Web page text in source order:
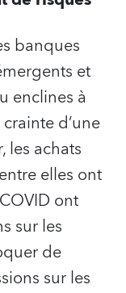
banques
et
enclines à
d’une
les achats
elles ont
ont
sur les
de
sur les